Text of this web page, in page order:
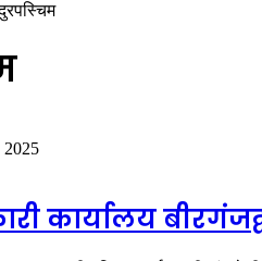
कार्यालय